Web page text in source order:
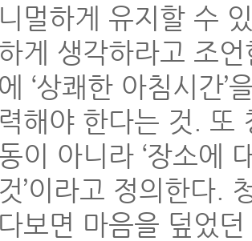
니멀하게 유지할 수
게 생각하라고 조
에 ‘상쾌한 아침시간
력해야 한다는 것. 또
이 아니라 ‘장소에
것’이라고 정의한다.
다보면 마음을 덮었